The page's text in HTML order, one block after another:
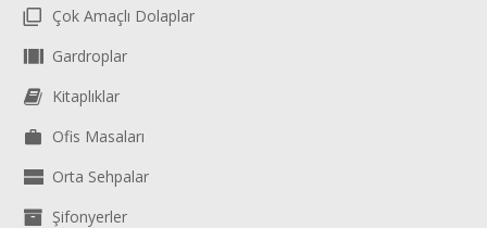
Çok Amaçlı Dolaplar
Gardroplar
Kitaplıklar
Ofis Masaları
Orta Sehpalar
Şifonyerler